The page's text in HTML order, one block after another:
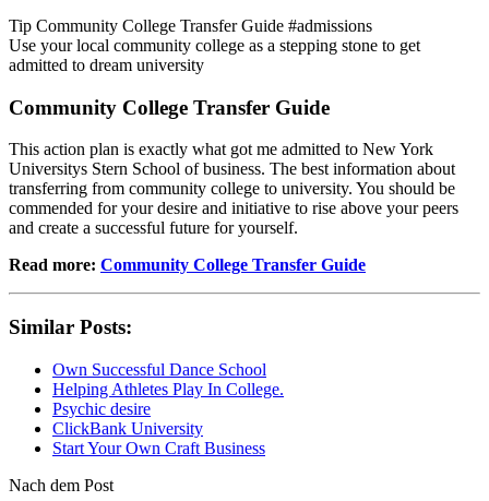
Tip Community College Transfer Guide #admissions
Use your local community college as a stepping stone to get
admitted to dream university
Community College Transfer Guide
This action plan is exactly what got me admitted to New York
Universitys Stern School of business. The best information about
transferring from community college to university. You should be
commended for your desire and initiative to rise above your peers
and create a successful future for yourself.
Read more: Community College Transfer Guide
Similar Posts:
Own Successful Dance School
Helping Athletes Play In College.
Psychic desire
ClickBank University
Start Your Own Craft Business
Nach dem Post